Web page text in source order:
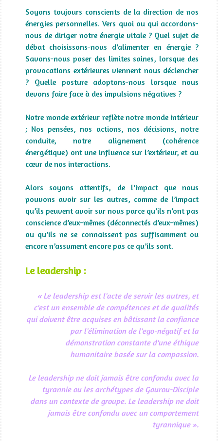
Soyons toujours conscients de la direction de nos
énergies personnelles. Vers quoi ou qui accordons-
nous de diriger notre énergie vitale ? Quel sujet de
débat choisissons-nous d’alimenter en énergie ?
Savons-nous poser des limites saines, lorsque des
provocations extérieures viennent nous déclencher
? Quelle posture adoptons-nous lorsque nous
devons faire face à des impulsions négatives ?
Notre monde extérieur reflète notre monde intérieur
; Nos pensées, nos actions, nos décisions, notre
conduite, notre alignement (cohérence
énergétique) ont une influence sur l’extérieur, et au
cœur de nos interactions.
Alors soyons attentifs, de l’impact que nous
pouvons avoir sur les autres, comme de l’impact
qu’ils peuvent avoir sur nous parce qu’ils n’ont pas
conscience d’eux-mêmes (déconnectés d’eux-mêmes)
ou qu’ils ne se connaissent pas suffisamment ou
encore n’assument encore pas ce qu’ils sont.
Le leadership :
« Le leadership est l'acte de servir les autres, et
c'est un ensemble de compétences et de qualités
qui doivent être acquises en bâtissant la confiance
par l'élimination de l'ego-négatif et la
démonstration constante d'une éthique
humanitaire basée sur la compassion.
Le leadership ne doit jamais être confondu avec la
tyrannie ou les archétypes de Gourou-Disciple
dans un contexte de groupe. Le leadership ne doit
jamais être confondu avec un comportement
tyrannique ».